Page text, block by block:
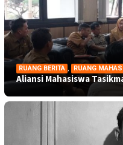
RUANG BERITA , RUANG
Aliansi Mahasiswa